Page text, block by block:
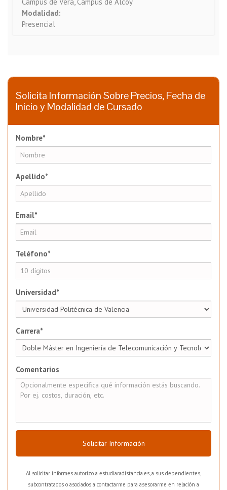
Modalidad:
Presencial
Solicita Información Sobre Precios, Fecha de
Inicio y Modalidad de Cursado
Nombre*
Apellido*
Email*
Teléfono*
Universidad*
Carrera*
Comentarios
Solicitar Información
Al solicitar informes autorizo a estudiaradistancia.es, a sus dependientes,
subcontratados o asociados a contactarme para asesorarme en relación a